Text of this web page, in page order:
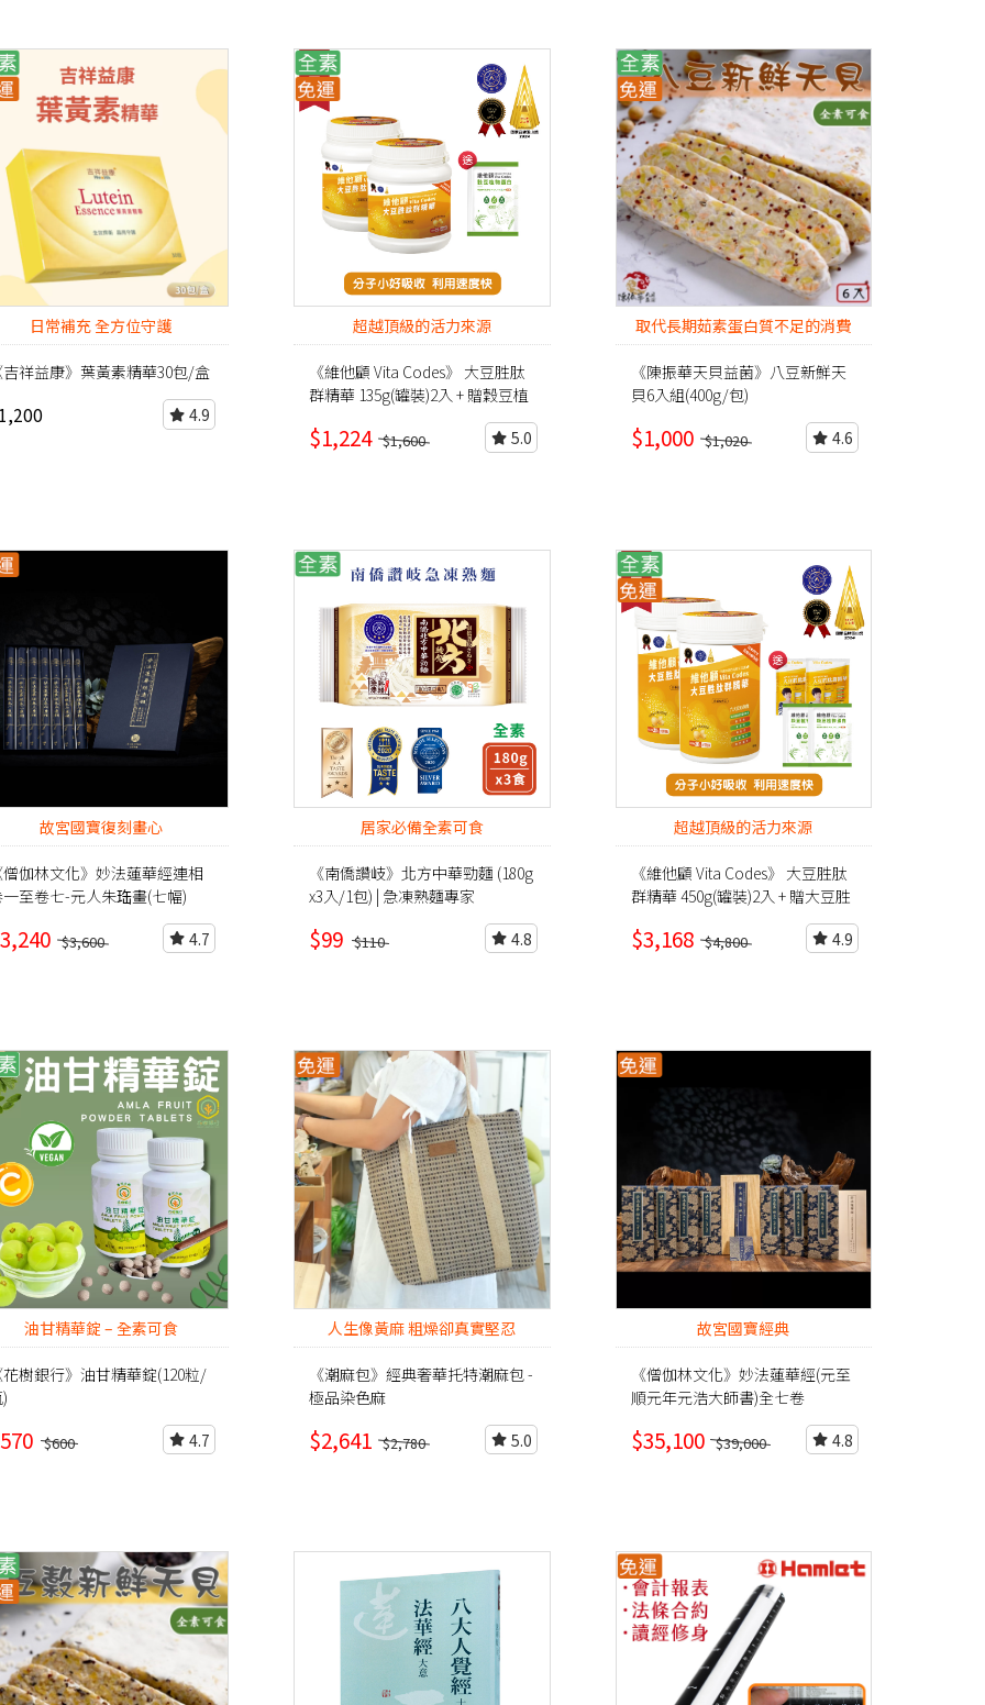
日常補充 全方位守護
祥益康》葉黃素精華30包/盒
4.9
超越頂級的活力來源
《維他顧 Vita Codes》 大豆胜肽
群精華 135g(罐裝)2入 + 贈穀豆植
$1,224 $1,600 5.0
取代長期茹素蛋白質不足的消費
者
《陳振華天貝益菌》八豆新鮮天
貝6入組(400g/包)
$1,000 $1,020 4.6
故宮國寶復刻畫心
伽林文化》妙法蓮華經連相
至卷七-元人朱珤畫(七幅)
$3,600 4.7
居家必備全素可食
《南僑讚岐》北方中華勁麵 (180g
x3入/1包) | 急凍熟麵專家
$99 $110 4.8
超越頂級的活力來源
《維他顧 Vita Codes》 大豆胜肽
群精華 450g(罐裝)2入 + 贈大豆胜
肽隨身包*2包+穀豆植物蛋白*2包
$3,168 $4,800 4.9
油甘精華錠 – 全素可食
樹銀行》油甘精華錠(120粒/
$600 4.7
人生像黃麻 粗燥卻真實堅忍
《潮麻包》經典奢華托特潮麻包 -
極品染色麻
$2,641 $2,780 5.0
故宮國寶經典
《僧伽林文化》妙法蓮華經(元至
順元年元浩大師書)全七卷
$35,100 $39,000 4.8